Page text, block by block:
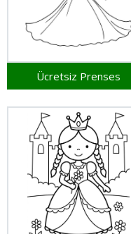
Ücretsiz Prenses